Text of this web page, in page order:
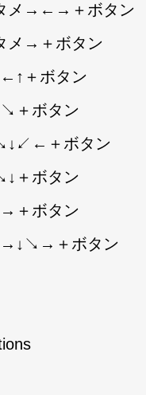
メ→←→＋ボタン
メ→＋ボタン
＋ボタン
＋ボタン
＋ボタン
＋ボタン
＋ボタン
＋ボタン